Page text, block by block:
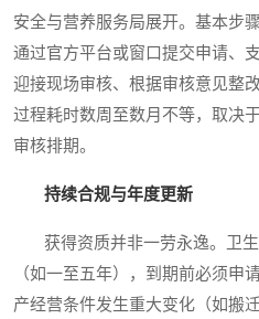
安全与营养服务局展开。基本步
通过官方平台或窗口提交申请、
迎接现场审核、根据审核意见整
过程耗时数周至数月不等，取决
审核排期。
持续合规与年度更新
获得资质并非一劳永逸。卫生
（如一至五年），到期前必须申
产经营条件发生重大变化（如搬